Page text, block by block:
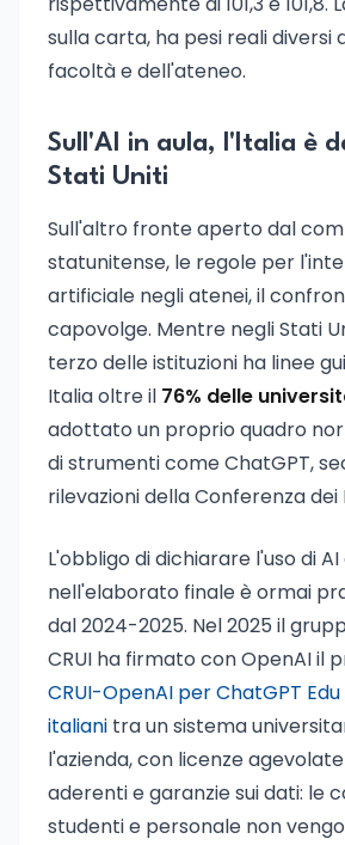
sulla carta, ha pesi reali diversi
facoltà e dell'ateneo.
Sull'AI in aula, l'Italia è
Stati Uniti
Sull'altro fronte aperto dal
statunitense, le regole per
artificiale negli atenei, il
capovolge. Mentre negli Stati
terzo delle istituzioni ha linee
Italia oltre il 76% delle
adottato un proprio quadro
di strumenti come ChatGPT,
rilevazioni della Conferenza dei
L'obbligo di dichiarare l'uso di
nell'elaborato finale è ormai
dal 2024-2025. Nel 2025 il
CRUI ha firmato con OpenAI il
CRUI-OpenAI per ChatGPT
italiani tra un sistema
l'azienda, con licenze
aderenti e garanzie sui dati: le
studenti e personale non